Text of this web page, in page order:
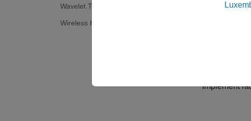
Wavelet Toolbox
Wireless HDL Toolbox
Generate
Implement